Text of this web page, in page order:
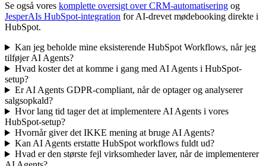
Se også vores komplette oversigt over CRM-automatisering og
JesperAIs HubSpot-integration for AI-drevet mødebooking direkte i
HubSpot.
Kan jeg beholde mine eksisterende HubSpot Workflows, når jeg
tilføjer AI Agents?
Hvad koster det at komme i gang med AI Agents i HubSpot-
setup?
Er AI Agents GDPR-compliant, når de optager og analyserer
salgsopkald?
Hvor lang tid tager det at implementere AI Agents i vores
HubSpot-setup?
Hvornår giver det IKKE mening at bruge AI Agents?
Kan AI Agents erstatte HubSpot workflows fuldt ud?
Hvad er den største fejl virksomheder laver, når de implementerer